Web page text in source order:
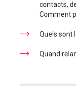
contacts,
Comment
Quels sont
Quand